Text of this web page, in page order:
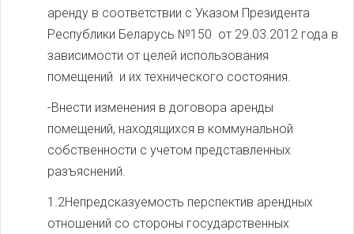
аренду в соответствии с Указом Президента
Республики Беларусь №150 от 29.03.2012 года в
зависимости от целей использования
помещений и их технического состояния.
-Внести изменения в договора аренды
помещений, находящихся в коммунальной
собственности с учетом представленных
разъяснений.
1.2Непредсказуемость перспектив арендных
отношений со стороны государственных